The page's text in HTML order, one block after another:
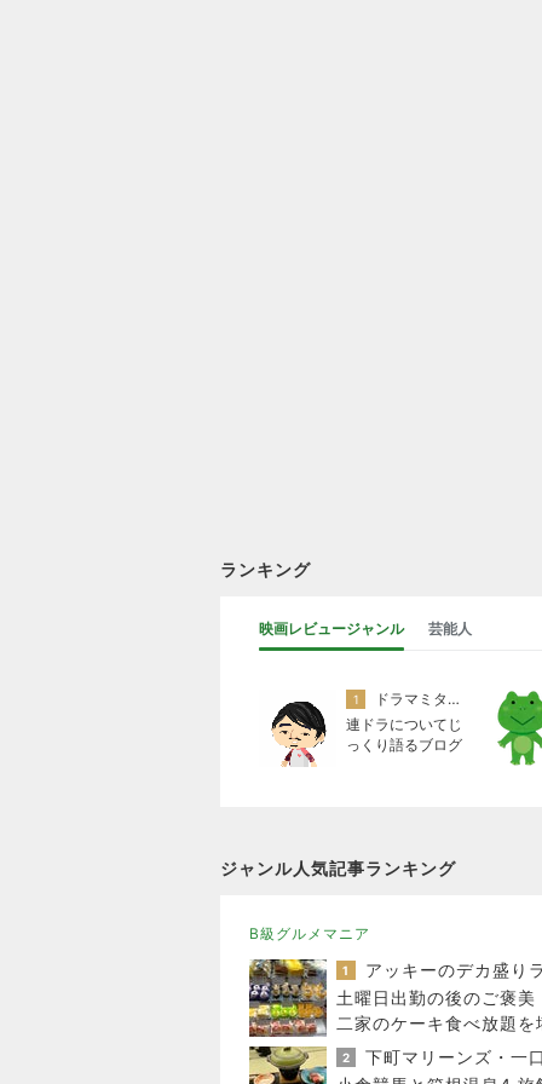
ランキング
映画レビュージャンル 芸能人
1
ドラマミタロー
連ドラについてじ
っくり語るブログ
ジャンル人気記事ランキング
B級グルメマニア
1
土曜日出勤の後のご褒美
二家のケーキ食べ放題を
2